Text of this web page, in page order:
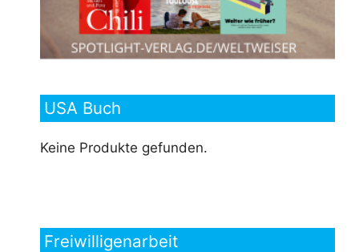
USA Buch
Keine Produkte gefunden.
Freiwilligenarbeit